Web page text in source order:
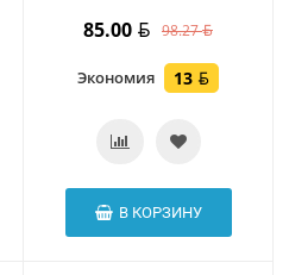
85.00 98.27
Экономия 13
В КОРЗИНУ